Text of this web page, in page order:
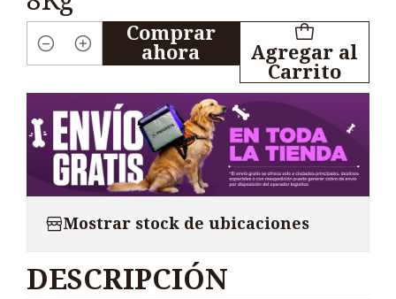
Cantidad
Agregar al
Carrito
Comprar
ahora
Mostrar stock de ubicaciones
DESCRIPCIÓN